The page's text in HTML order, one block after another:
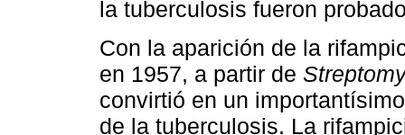
la tuberculosis fueron
Con la aparición de la
en 1957, a partir de
convirtió en un
de la tuberculosis. La